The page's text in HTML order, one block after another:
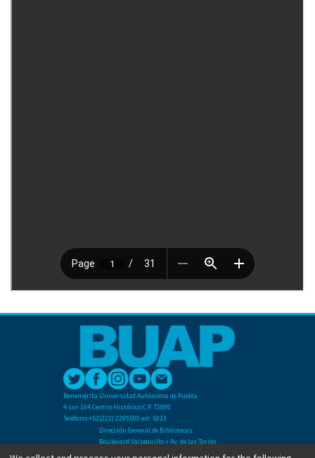
Benemérita Universidad Autónoma de Puebla
4 sur 104 Centro Histórico C.P. 72000
Teléfono +52(222) 2295500 ext. 5013
Dirección General de Bibliotecas
Boulevard Valsequillo y Av. de las Torres
Ciudad Universitaria. Col. San Manuel